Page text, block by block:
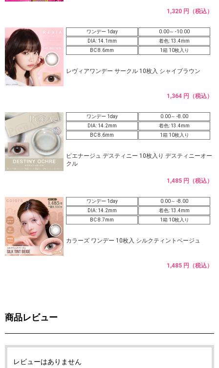
1,320 円（税込）
ワンデー 1day
0.00～ -10.00
DIA: 14.1mm
着色: 13.4mm
BC 8.6mm
1箱 10枚入り
レヴィアワンデー サークル 10枚入 シャイブラウン
1,364 円（税込）
ワンデー 1day
0.00～ -8.00
DIA: 14.2mm
着色: 13.4mm
BC 8.6mm
1箱 10枚入り
ピエナージュ デスティニー 10枚入り デスティニーオー
クル
1,485 円（税込）
ワンデー 1day
0.00～ -8.00
DIA: 14.2mm
着色: 13.4mm
BC 8.7mm
1箱 10枚入り
カラーズ ワンデー 10枚入 シルクティントベージュ
1,485 円（税込）
商品レビュー
レビューはありません